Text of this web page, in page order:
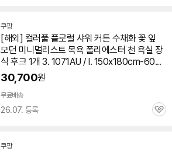
쿠팡
[해외] 컬러풀 플로럴 샤워 커튼 수채화 꽃 잎
모던 미니멀리스트 목욕 폴리에스터 천 욕실 장
식 후크 1개 3. 1071AU / I. 150x180cm-60...
30,700원
무료배송
26.07. 등록
관
쿠팡